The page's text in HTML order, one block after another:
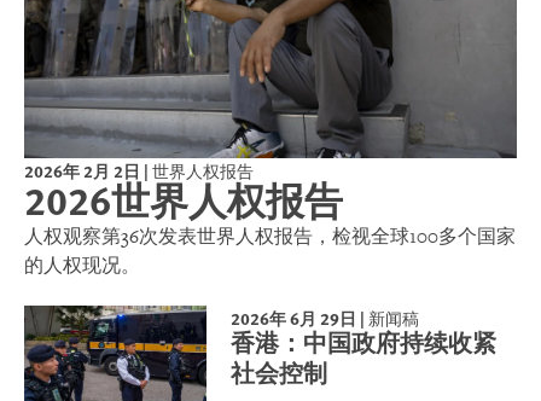
2026年 2月 2日 | 世界人权报告
2026世界人权报告
人权观察第36次发表世界人权报告，检视全球100多个国家
的人权现况。
2026年 6月 29日 | 新闻稿
香港：中国政府持续收紧
社会控制